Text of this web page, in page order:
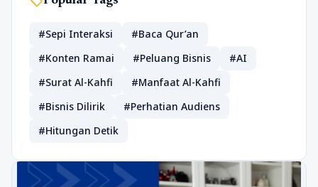
#Sepi Interaksi
#Baca Qur’an
#Konten Ramai
#Peluang Bisnis
#AI
#Surat Al-Kahfi
#Manfaat Al-Kahfi
#Bisnis Dilirik
#Perhatian Audiens
#Hitungan Detik